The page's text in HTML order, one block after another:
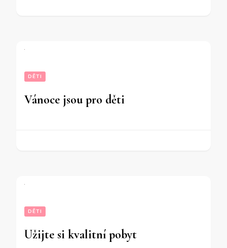
DĚTI
Vánoce jsou pro děti
DĚTI
Užijte si kvalitní pobyt